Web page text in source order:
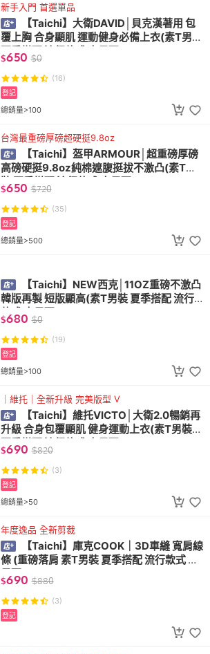
新手入門 首選單品
【Taichi】大衛DAVID│貝克漢著用 包
覆上胸 合身顯肌 運動健身必備上衣(素T男裝
夏季搭配 流行款式 大尺碼)
$650 $0
(16)
總銷量>100
登記
台灣最重磅厚磅超硬挺9.8oz
【Taichi】盔甲ARMOUR│超重磅厚磅
高磅硬挺9.8oz純棉遮腹挺拔不激凸(素T男
裝 夏季搭配 流行款式 大尺碼)
$650 $720
(35)
總銷量>500
登記
【Taichi】NEW西克│11OZ重磅不激凸
韓版再製 短版顯高(素T男裝 夏季搭配 流行
款式 大尺碼)
$680 $0
(19)
總銷量>100
登記
｜維托｜全新升級 完美版型 V
【Taichi】維托VICTO│大衛2.0暢銷再
升級 合身包覆顯肌 健身運動上衣(素T男裝
夏季搭配 流行款式 大尺碼)
$690 $820
(3)
總銷量>50
登記
年度逸品 全新剪裁
【Taichi】庫克COOK｜3D車縫 寬肩線
條 (重磅落肩 素T男裝 夏季搭配 流行款式 大
尺碼)
$690 $880
(3)
登記